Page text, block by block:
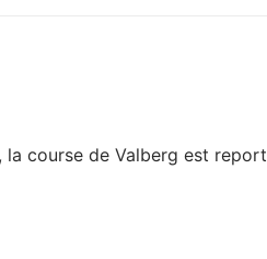
course de Valberg est